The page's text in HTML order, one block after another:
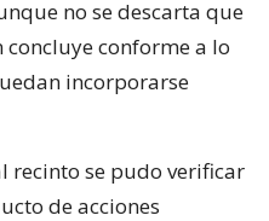
no se descarta que
conforme a lo
incorporarse
recinto se pudo verificar
de acciones